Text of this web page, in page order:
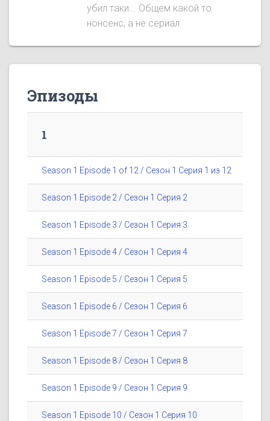
убил таки... Общем какой то
нонсенс, а не сериал
Эпизоды
1
Season 1 Episode 1 of 12 / Сезон 1 Серия 1 из 12
Season 1 Episode 2 / Сезон 1 Серия 2
Season 1 Episode 3 / Сезон 1 Серия 3
Season 1 Episode 4 / Сезон 1 Серия 4
Season 1 Episode 5 / Сезон 1 Серия 5
Season 1 Episode 6 / Сезон 1 Серия 6
Season 1 Episode 7 / Сезон 1 Серия 7
Season 1 Episode 8 / Сезон 1 Серия 8
Season 1 Episode 9 / Сезон 1 Серия 9
Season 1 Episode 10 / Сезон 1 Серия 10